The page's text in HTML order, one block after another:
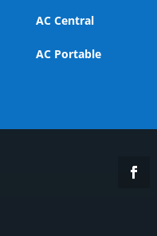
AC Central
AC Portable